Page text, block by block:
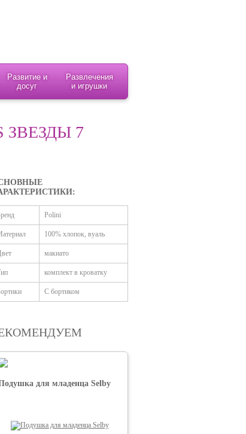
Развитие и
досуг
Развлечения
и игрушки
ЗВЕЗДЫ 7
Polini
100% хлопок, вуаль
макиато
комплект в кроватку
С бортиком
для младенца Selby